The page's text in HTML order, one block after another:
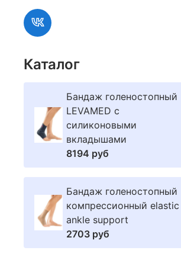
Каталог
Бандаж голеностопный
LEVAMED с
силиконовыми
вкладышами
8194 руб
Бандаж голеностопный
компрессионный elastic
ankle support
2703 руб